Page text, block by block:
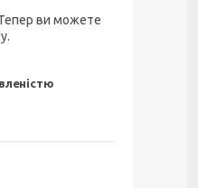
Тепер ви можете